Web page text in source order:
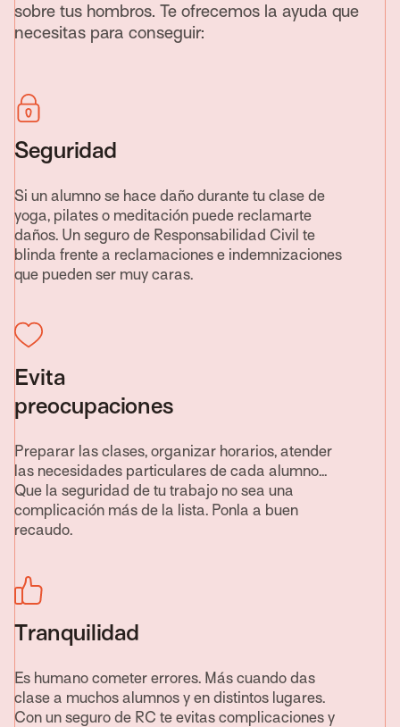
sobre tus hombros. Te ofrecemos la ayuda que
necesitas para conseguir:
Seguridad
Si un alumno se hace daño durante tu clase de
yoga, pilates o meditación puede reclamarte
daños. Un seguro de Responsabilidad Civil te
blinda frente a reclamaciones e indemnizaciones
que pueden ser muy caras.
Evita
preocupaciones
Preparar las clases, organizar horarios, atender
las necesidades particulares de cada alumno...
Que la seguridad de tu trabajo no sea una
complicación más de la lista. Ponla a buen
recaudo.
Tranquilidad
Es humano cometer errores. Más cuando das
clase a muchos alumnos y en distintos lugares.
Con un seguro de RC te evitas complicaciones y